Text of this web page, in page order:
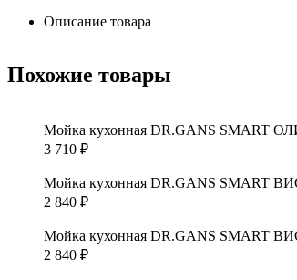
Описание товара
Похожие товары
Мойка кухонная DR.GANS SMART
3 710 ₽
Мойка кухонная DR.GANS SMART
2 840 ₽
Мойка кухонная DR.GANS SMART
2 840 ₽